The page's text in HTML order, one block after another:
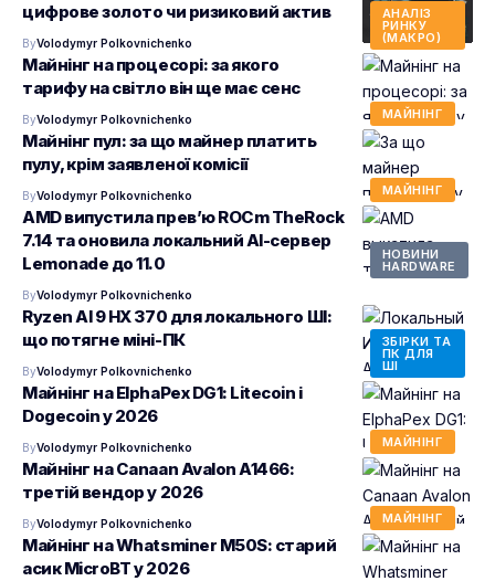
АНАЛІЗ
РИНКУ
(МАКРО)
цифрове золото чи ризиковий актив
ByVolodymyr Polkovnichenko
МАЙНІНГ
Майнінг на процесорі: за якого
тарифу на світло він ще має сенс
ByVolodymyr Polkovnichenko
МАЙНІНГ
Майнінг пул: за що майнер платить
пулу, крім заявленої комісії
ByVolodymyr Polkovnichenko
НОВИНИ
HARDWARE
AMD випустила прев’ю ROCm TheRock
7.14 та оновила локальний AI-сервер
Lemonade до 11.0
ByVolodymyr Polkovnichenko
ЗБІРКИ ТА
ПК ДЛЯ
ШІ
Ryzen AI 9 HX 370 для локального ШІ:
що потягне міні-ПК
ByVolodymyr Polkovnichenko
МАЙНІНГ
Майнінг на ElphaPex DG1: Litecoin і
Dogecoin у 2026
ByVolodymyr Polkovnichenko
МАЙНІНГ
Майнінг на Canaan Avalon A1466:
третій вендор у 2026
ByVolodymyr Polkovnichenko
Майнінг на Whatsminer M50S: старий
асик MicroBT у 2026